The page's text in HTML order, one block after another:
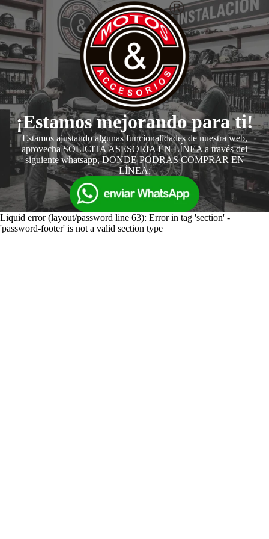
¡Estamos mejorando para ti!
Estamos ajustando algunas funcionalidades de nuestra web,
aprovecha SOLICITA ASESORIA EN LÍNEA a través del
siguiente whatsapp, DONDE PODRAS COMPRAR EN
LÍNEA:
Liquid error (layout/password line 63): Error in tag 'section' -
'password-footer' is not a valid section type